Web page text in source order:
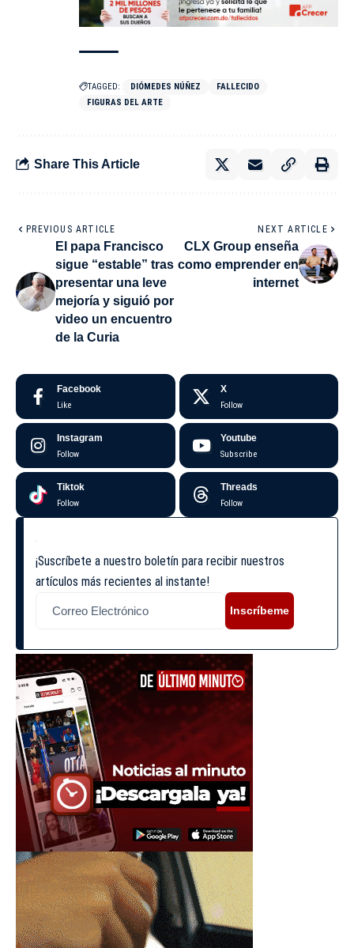
TAGGED: DIÓMEDES NÚÑEZ
FALLECIDO
FIGURAS DEL ARTE
Share This Article
PREVIOUS ARTICLE
El papa Francisco
sigue “estable” tras
presentar una leve
mejoría y siguió por
video un encuentro
de la Curia
NEXT ARTICLE
CLX Group enseña
como emprender en
internet
Facebook
Like
X
Follow
Instagram
Follow
Youtube
Subscribe
Tiktok
Follow
Threads
Follow
¡Suscríbete a nuestro boletín para recibir nuestros
artículos más recientes al instante!
Inscríbeme